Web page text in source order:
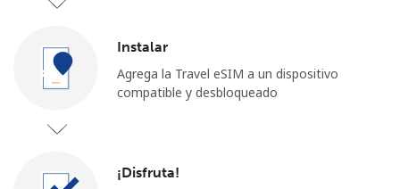
Instalar
Agrega la Travel eSIM a un dispositivo
compatible y desbloqueado
¡Disfruta!